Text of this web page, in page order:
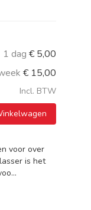
1 dag € 5,00
€ 15,00
Incl. BTW
voor over
is het